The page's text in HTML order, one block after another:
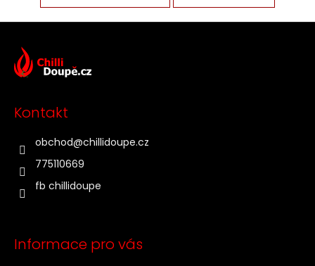
Kontakt
obchod@chillidoupe.cz
775110669
fb chillidoupe
Informace pro vás